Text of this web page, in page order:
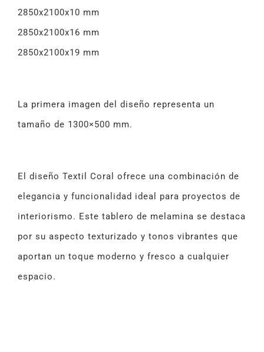
2850x2100x10 mm
2850x2100x16 mm
2850x2100x19 mm
La primera imagen del diseño representa un
tamaño de 1300×500 mm.
El diseño Textil Coral ofrece una combinación de
elegancia y funcionalidad ideal para proyectos de
interiorismo. Este tablero de melamina se destaca
por su aspecto texturizado y tonos vibrantes que
aportan un toque moderno y fresco a cualquier
espacio.